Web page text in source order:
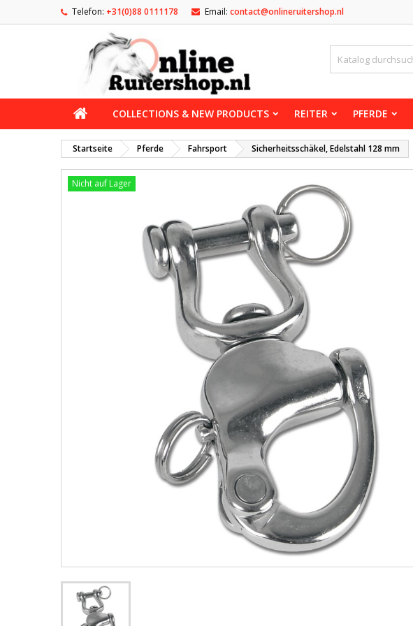
Telefon: +31(0)88 0111178 Email: contact@onlineruitershop.nl
COLLECTIONS & NEW PRODUCTS REITER PFERDE
Startseite Pferde Fahrsport Sicherheitsschäkel, Edelstahl 128 mm
Nicht auf Lager